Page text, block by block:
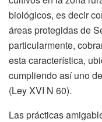
biológicos, es decir
áreas protegidas de
particularmente,
esta característica,
cumpliendo así uno
(Ley XVI N 60).
Las prácticas